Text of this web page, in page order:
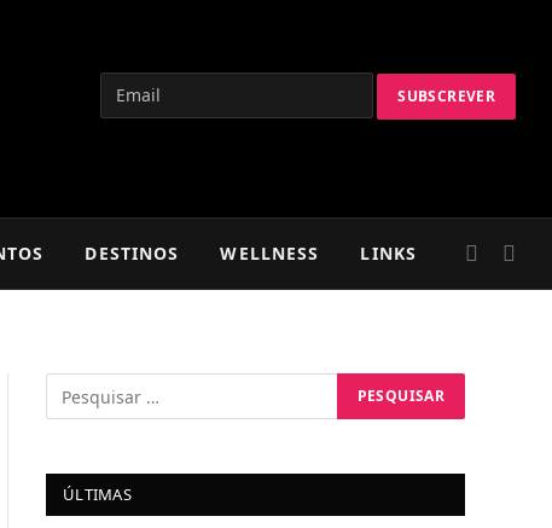
DESTINOS WELLNESS LINKS
ÚLTIMAS